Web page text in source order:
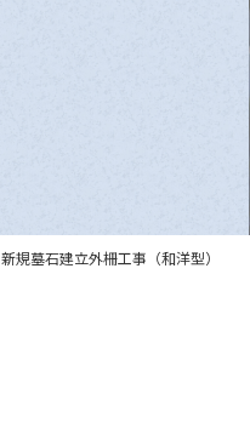
新規墓石建立外柵工事（和洋型）